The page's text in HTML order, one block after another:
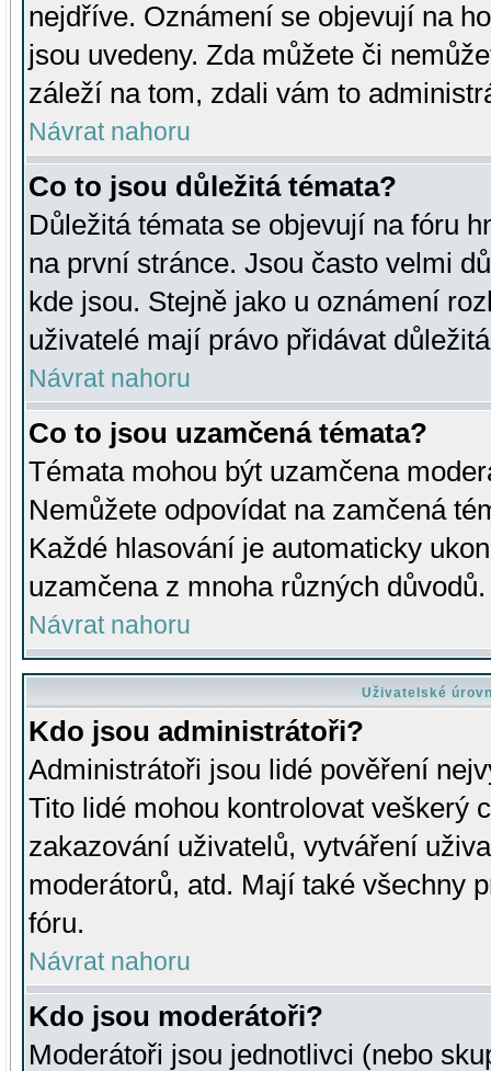
nejdříve. Oznámení se objevují na
jsou uvedeny. Zda můžete či
záleží na tom, zdali vám to
Návrat nahoru
Co to jsou důležitá témata?
Důležitá témata se objevují na fóru
na první stránce. Jsou často velmi
kde jsou. Stejně jako u oznámení
uživatelé mají právo přidávat
Návrat nahoru
Co to jsou uzamčená témata?
Témata mohou být uzamčena
Nemůžete odpovídat na zamčená
Každé hlasování je automaticky
uzamčena z mnoha různých důvodů.
Návrat nahoru
Uživatelské
Kdo jsou administrátoři?
Administrátoři jsou lidé pověření
Tito lidé mohou kontrolovat veškerý
zakazování uživatelů, vytváření
moderátorů, atd. Mají také všechny
fóru.
Návrat nahoru
Kdo jsou moderátoři?
Moderátoři jsou jednotlivci (nebo